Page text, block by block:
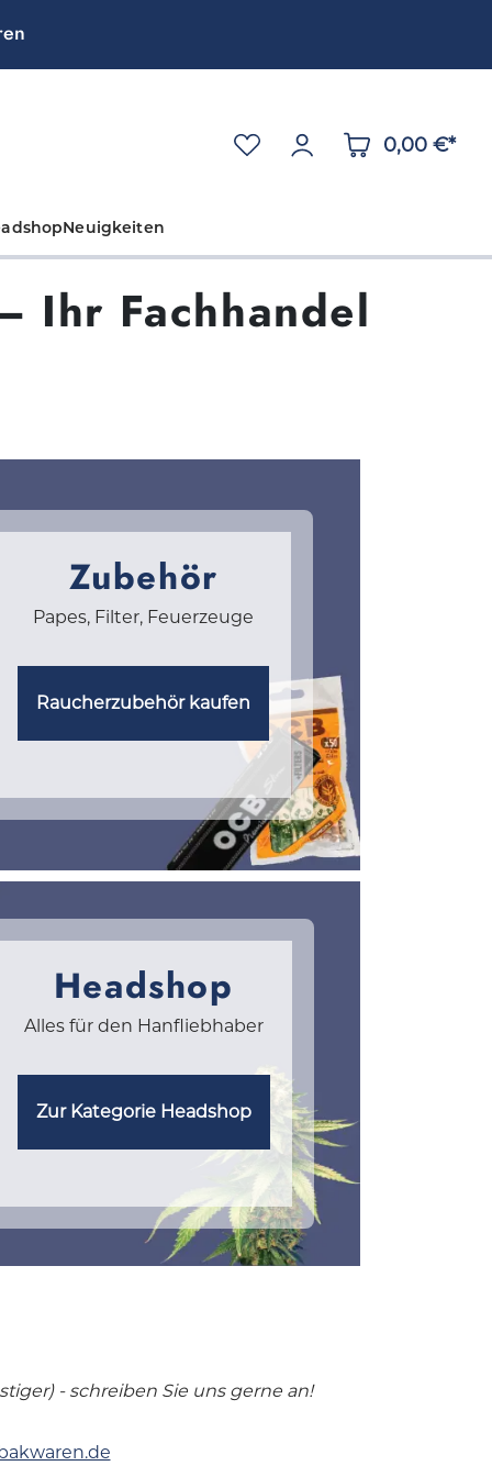
0,00 €*
Neuigkeiten
Ihr Fachhandel
Zubehör
Papes, Filter, Feuerzeuge
Raucherzubehör kaufen
Headshop
Alles für den Hanfliebhaber
Zur Kategorie Headshop
- schreiben Sie uns gerne an!